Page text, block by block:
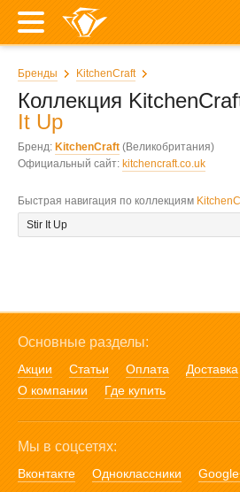
Бренды KitchenCraft
Коллекция
It Up
Бренд: KitchenCraft (Великобритания)
Официальный сайт: kitchencraft.co.uk
Быстрая навигация по коллекциям
Основные разделы:
Акции Статьи Оплата Доставка
О компании
Где купить
Мы в соцсетях:
Вконтакте Одноклассники